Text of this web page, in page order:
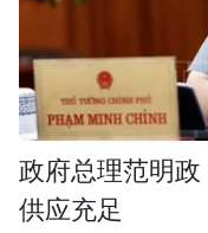
政府总理范明
供应充足